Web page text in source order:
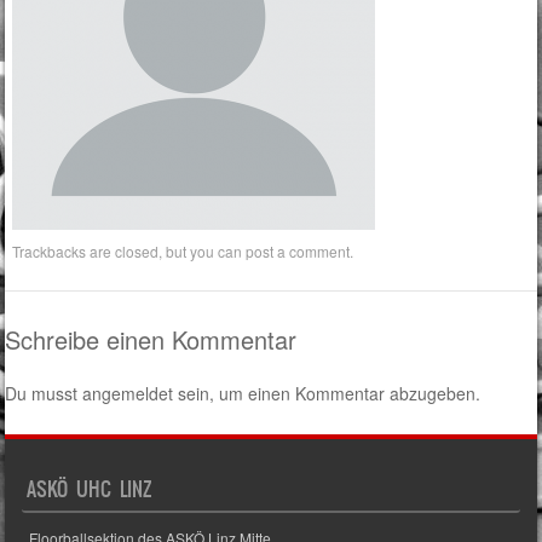
Trackbacks are closed, but you canpost a comment
Schreibe einen Kommentar
Du musstangemeldet sein, um einen Kommentar abzugeben.
ASKÖ UHC LINZ
Floorballsektion des ASKÖ Linz Mitte